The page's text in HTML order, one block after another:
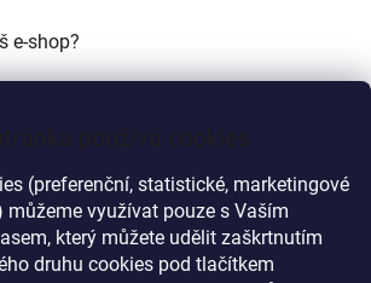
používá cookies
(preferenční, statistické, marketingové
můžeme využívat pouze s Vaším
který můžete udělit zaškrtnutím
druhu cookies pod tlačítkem
e-shop?